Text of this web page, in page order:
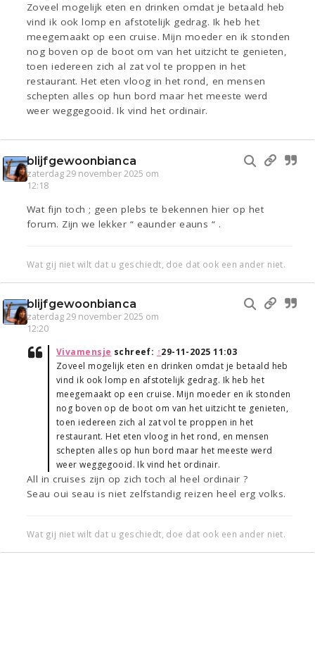
Zoveel mogelijk eten en drinken omdat je betaald heb
vind ik ook lomp en afstotelijk gedrag. Ik heb het
meegemaakt op een cruise. Mijn moeder en ik stonden
nog boven op de boot om van het uitzicht te genieten,
toen iedereen zich al zat vol te proppen in het
restaurant. Het eten vloog in het rond, en mensen
schepten alles op hun bord maar het meeste werd
weer weggegooid. Ik vind het ordinair.
blijfgewoonbianca
zaterdag 29 november 2025 om
12:18
Wat fijn toch ; geen plebs te bekennen hier op het
forum. Zijn we lekker “ eaunder eauns “ .
Wat gij niet wilt dat u geschiedt, doe dat ook een ander niet.
blijfgewoonbianca
zaterdag 29 november 2025 om
12:20
Vivamensje schreef: ↑29-11-2025 11:03
Zoveel mogelijk eten en drinken omdat je betaald heb
vind ik ook lomp en afstotelijk gedrag. Ik heb het
meegemaakt op een cruise. Mijn moeder en ik stonden
nog boven op de boot om van het uitzicht te genieten,
toen iedereen zich al zat vol te proppen in het
restaurant. Het eten vloog in het rond, en mensen
schepten alles op hun bord maar het meeste werd
weer weggegooid. Ik vind het ordinair.
All in cruises zijn op zich toch al heel ordinair ?
Seau oui seau is niet zelfstandig reizen heel erg volks.
Wat gij niet wilt dat u geschiedt, doe dat ook een ander niet.